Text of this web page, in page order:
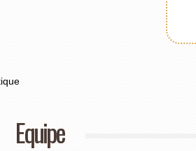
Equipe